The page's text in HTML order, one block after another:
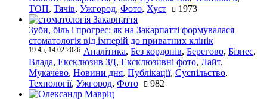
ТОП, Тячів, Ужгород, Фото, Хуст 1973
Зуби, біль і прогрес: як на Закарпатті формувалася
стоматологія від імперій до приватних клінік
19:45, 14.02.2026 Аналітика, Без кордонів, Берегово, Бізнес,
Влада, Ексклюзив ЗД, Ексклюзивні фото, Лайт,
Мукачево, Новини дня, Публікації, Суспільство,
Технології, Ужгород, Фото 982